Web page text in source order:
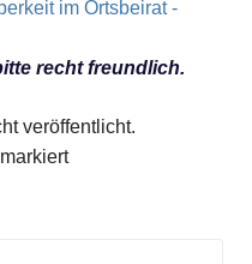
im Ortsbeirat -
recht freundlich.
veröffentlicht.
markiert